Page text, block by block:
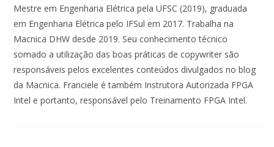
Mestre em Engenharia Elétrica pela UFSC (2019), graduada
em Engenharia Elétrica pelo IFSul em 2017. Trabalha na
Macnica DHW desde 2019. Seu conhecimento técnico
somado a utilização das boas práticas de copywriter são
responsáveis pelos excelentes conteúdos divulgados no blog
da Macnica. Franciele é também Instrutora Autorizada FPGA
Intel e portanto, responsável pelo Treinamento FPGA Intel.